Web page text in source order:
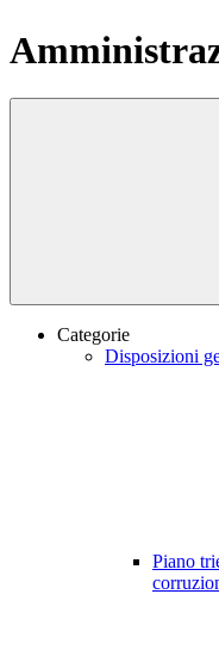
Categorie
Disposizioni
Piano